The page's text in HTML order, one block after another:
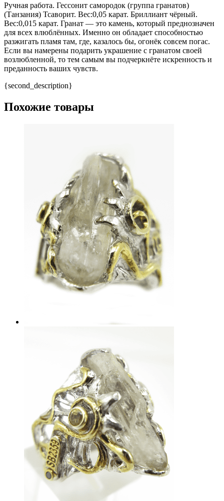
Ручная работа. Гессонит самородок (группа гранатов)
(Танзания) Тсаворит. Вес:0,05 карат. Бриллиант чёрный.
Вес:0,015 карат. Гранат — это камень, который преднозначен
для всех влюблённых. Именно он обладает способностью
разжигать пламя там, где, казалось бы, огонёк совсем погас.
Если вы намерены подарить украшение с гранатом своей
возлюбленной, то тем самым вы подчеркнёте искренность и
преданность ваших чувств.
{second_description}
Похожие товары